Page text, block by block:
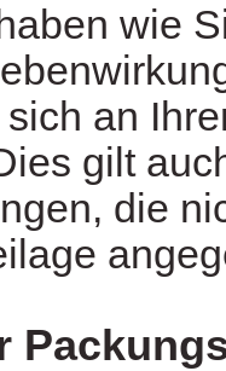
wie
an
gilt
die